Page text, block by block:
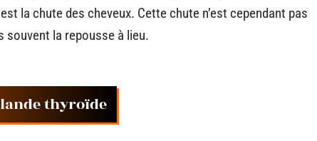
la chute des cheveux. Cette chute n’est cependant pas
souvent la repousse à lieu.
thyroïde